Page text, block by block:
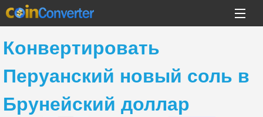
Конвертировать
Перуанский новый соль в
Брунейский доллар